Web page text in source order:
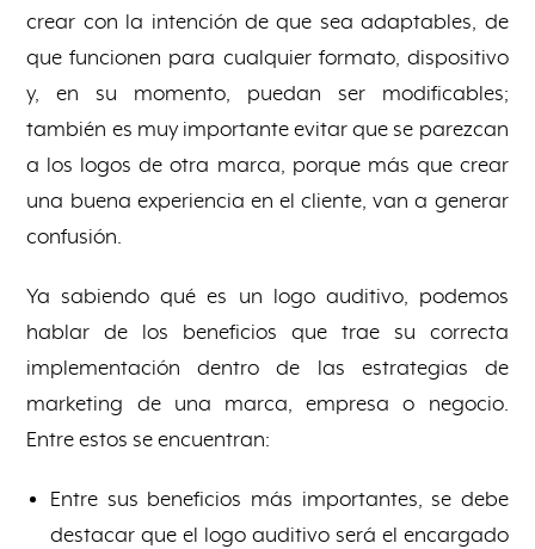
crear con la intención de que sea adaptables, de
que funcionen para cualquier formato, dispositivo
y, en su momento, puedan ser modificables;
también es muy importante evitar que se parezcan
a los logos de otra marca, porque más que crear
una buena experiencia en el cliente, van a generar
confusión.
Ya sabiendo qué es un logo auditivo, podemos
hablar de los beneficios que trae su correcta
implementación dentro de las estrategias de
marketing de una marca, empresa o negocio.
Entre estos se encuentran:
Entre sus beneficios más importantes, se debe
destacar que el logo auditivo será el encargado